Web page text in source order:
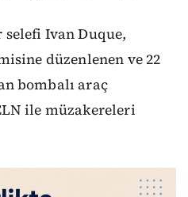
Ivan Duque,
düzenlenen ve 22
bombalı araç
ile müzakereleri